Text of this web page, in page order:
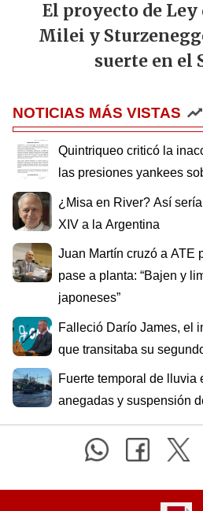
El proyecto de Ley
Milei y
suerte en el
NOTICIAS MÁS VISTAS
Quintriqueo criticó la
las presiones yankees
¿Misa en River? Así
XIV a la Argentina
Juan Martín cruzó a ATE
pase a planta: “Bajen y
japoneses”
Falleció Darío James, el
que transitaba su
Fuerte temporal de
anegadas y suspensión